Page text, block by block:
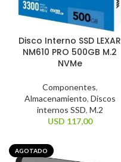
Disco Interno SSD LEXAR
NM610 PRO 500GB M.2
NVMe
Componentes,
Almacenamiento, Discos
internos SSD, M.2
USD 117,00
AGOTADO